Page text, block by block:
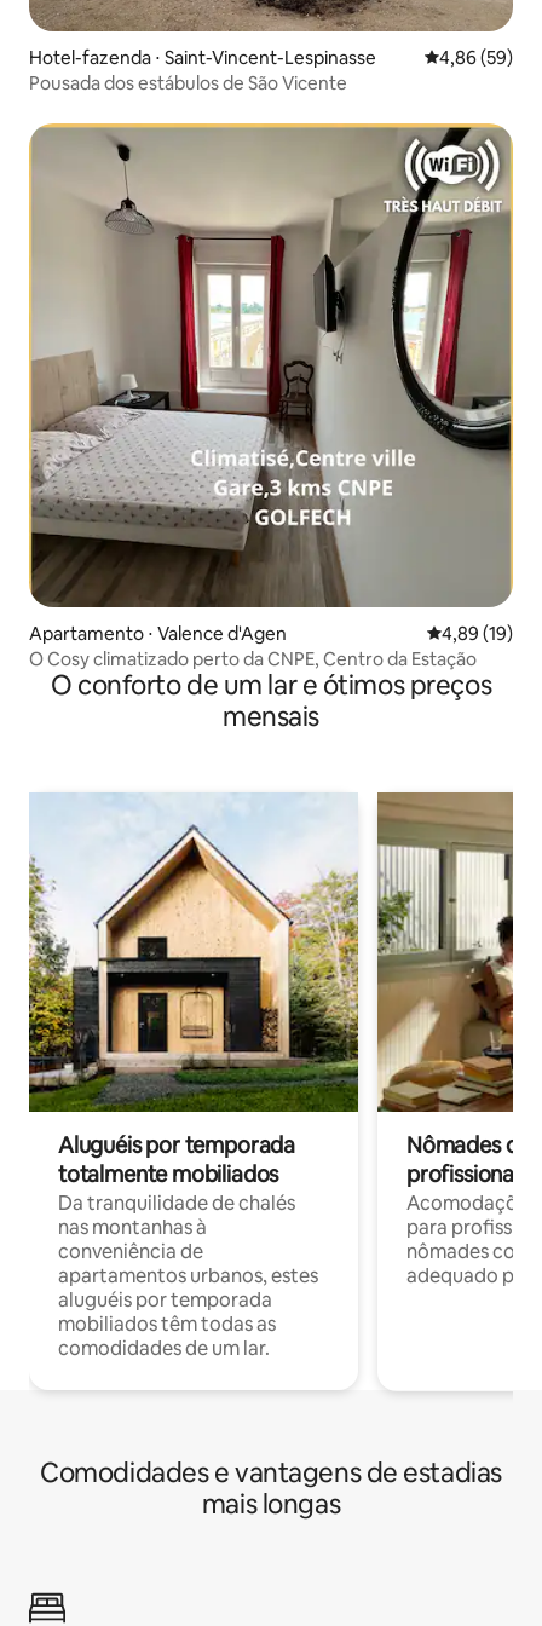
Hotel-fazenda ⋅ Saint-Vincent-Lespinasse 4,86 de uma
4,86 (59)
Pousada dos estábulos de São Vicente
Apartamento ⋅ Valence d'Agen 4,89 de uma
4,89 (19)
O Cosy climatizado perto da CNPE, Centro da Estação
O conforto de um lar e ótimos preços
mensais
Aluguéis por temporada
totalmente mobiliados
Da tranquilidade de chalés
nas montanhas à
conveniência de
apartamentos urbanos, estes
aluguéis por temporada
mobiliados têm todas as
comodidades de um lar.
Nômades
profissionais
para
nômades com
adequado
Comodidades e vantagens de estadias
mais longas